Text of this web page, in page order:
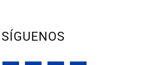
SÍGUENOS